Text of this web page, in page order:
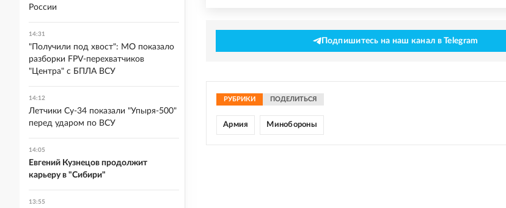
Подпишитесь на наш канал в Telegram
РУБРИКИ ПОДЕЛИТЬСЯ
Армия Минобороны
России
14:31
"Получили под хвост": МО показало
разборки FPV-перехватчиков
"Центра" с БПЛА ВСУ
14:12
Летчики Су-34 показали "Упыря-500"
перед ударом по ВСУ
14:05
Евгений Кузнецов продолжит
карьеру в "Сибири"
13:55